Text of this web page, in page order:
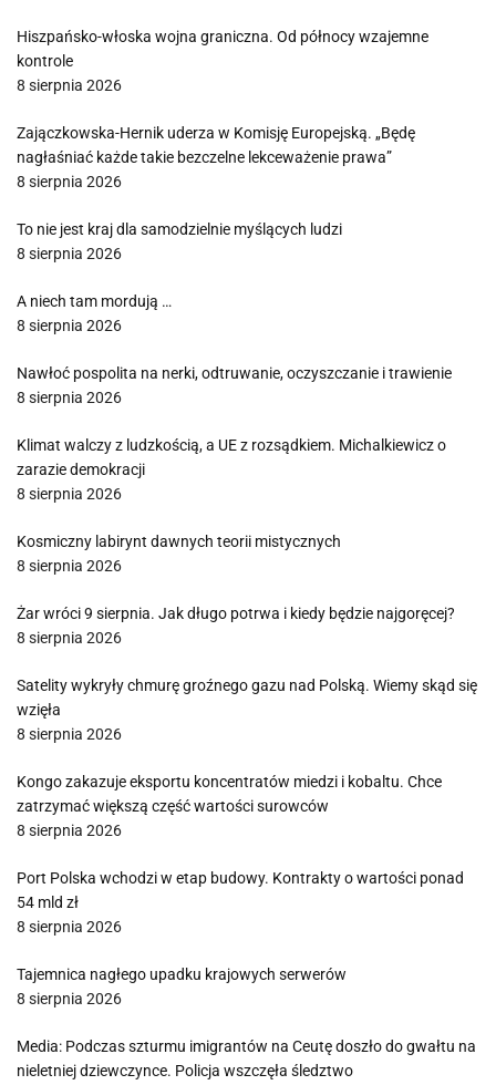
Hiszpańsko-włoska wojna graniczna. Od północy wzajemne
kontrole
8 sierpnia 2026
Zajączkowska-Hernik uderza w Komisję Europejską. „Będę
nagłaśniać każde takie bezczelne lekceważenie prawa”
8 sierpnia 2026
To nie jest kraj dla samodzielnie myślących ludzi
8 sierpnia 2026
A niech tam mordują …
8 sierpnia 2026
Nawłoć pospolita na nerki, odtruwanie, oczyszczanie i trawienie
8 sierpnia 2026
Klimat walczy z ludzkością, a UE z rozsądkiem. Michalkiewicz o
zarazie demokracji
8 sierpnia 2026
Kosmiczny labirynt dawnych teorii mistycznych
8 sierpnia 2026
Żar wróci 9 sierpnia. Jak długo potrwa i kiedy będzie najgoręcej?
8 sierpnia 2026
Satelity wykryły chmurę groźnego gazu nad Polską. Wiemy skąd się
wzięła
8 sierpnia 2026
Kongo zakazuje eksportu koncentratów miedzi i kobaltu. Chce
zatrzymać większą część wartości surowców
8 sierpnia 2026
Port Polska wchodzi w etap budowy. Kontrakty o wartości ponad
54 mld zł
8 sierpnia 2026
Tajemnica nagłego upadku krajowych serwerów
8 sierpnia 2026
Media: Podczas szturmu imigrantów na Ceutę doszło do gwałtu na
nieletniej dziewczynce. Policja wszczęła śledztwo